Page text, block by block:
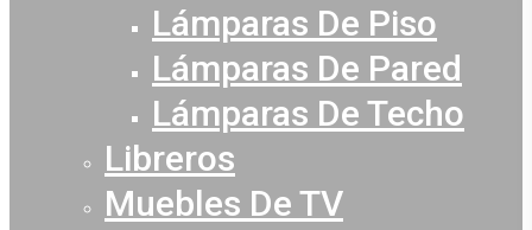
Lámparas De Piso
Lámparas De Pared
Lámparas De Techo
Libreros
Muebles De TV